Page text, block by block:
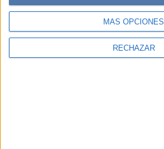
MÁS OPCIONES
RECHAZAR